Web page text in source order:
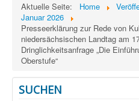
Aktuelle Seite:
Home
Januar 2026
Presseerklärung zur Rede von
niedersächsischen Landtag am
Dringlichkeitsanfrage „Die
Oberstufe“
SUCHEN